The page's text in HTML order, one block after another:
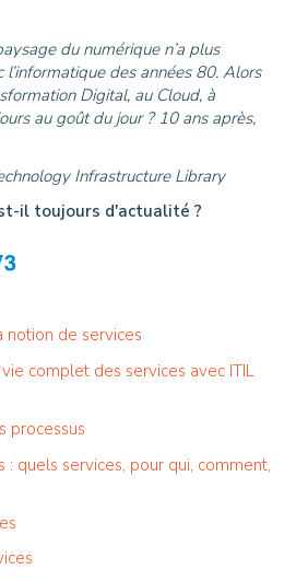
du numérique n’a plus
des années 80. Alors
Digital, au Cloud, à
au goût du jour ? 10 ans après,
Infrastructure Library
il toujours d'actualité ?
notion de services
complet des services avec ITIL
processus
quels services, pour qui, comment,